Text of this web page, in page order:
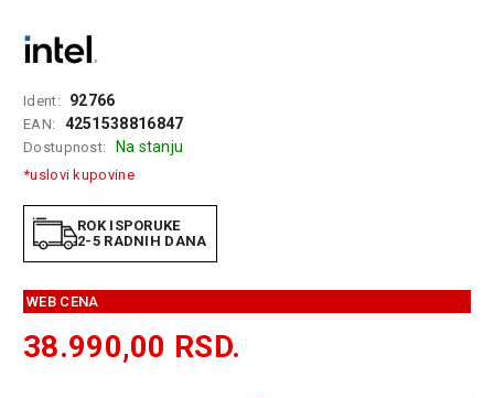
RAČUNARSKE
PERIFERIJE
GAMING
EELEKTRO
ZAŠTITA
SOLARNI
SISTEMI
OPREMA
ŠTAMPAČI,
Ident: 92766
EAN: 4251538816847
Dostupnost: Na stanju
*uslovi kupovine
ROK ISPORUKE
2-5 RADNIH DANA
WEB CENA
38.990,00 RSD.